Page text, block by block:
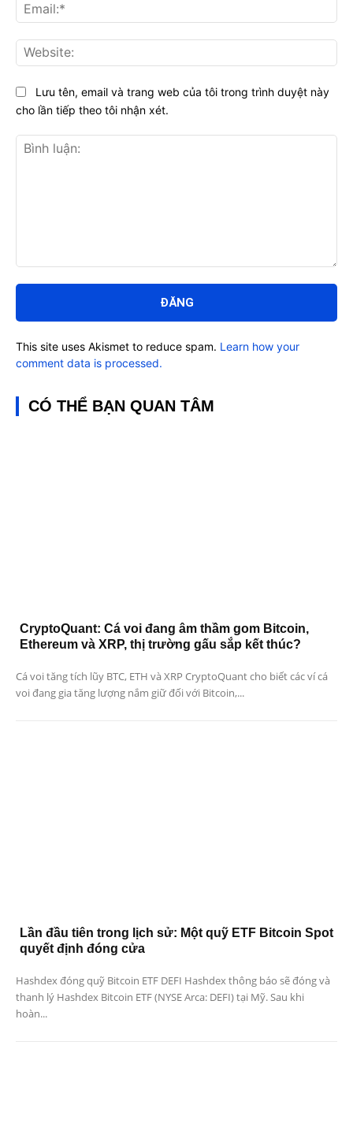
luận:
Lưu tên, email và trang web của tôi trong trình duyệt này
cho lần tiếp theo tôi nhận xét.
This site uses Akismet to reduce spam. Learn how your
comment data is processed.
CÓ THỂ BẠN QUAN TÂM
CryptoQuant: Cá voi đang âm thầm gom Bitcoin,
Ethereum và XRP, thị trường gấu sắp kết thúc?
Cá voi tăng tích lũy BTC, ETH và XRP CryptoQuant cho biết các ví cá
voi đang gia tăng lượng nắm giữ đối với Bitcoin,...
Lần đầu tiên trong lịch sử: Một quỹ ETF Bitcoin Spot
quyết định đóng cửa
Hashdex đóng quỹ Bitcoin ETF DEFI Hashdex thông báo sẽ đóng và
thanh lý Hashdex Bitcoin ETF (NYSE Arca: DEFI) tại Mỹ. Sau khi
hoàn...